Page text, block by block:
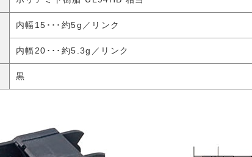
内幅15･･･約5g／リンク
内幅20･･･約5.3g／リンク
黒